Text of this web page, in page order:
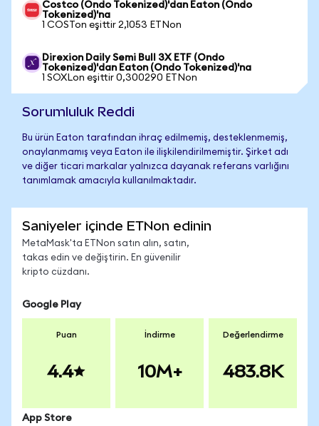
Costco (Ondo Tokenized)'dan Eaton (Ondo
Tokenized)'na
1 COSTon eşittir 2,1053 ETNon
Direxion Daily Semi Bull 3X ETF (Ondo
Tokenized)'dan Eaton (Ondo Tokenized)'na
1 SOXLon eşittir 0,300290 ETNon
Sorumluluk Reddi
Bu ürün Eaton tarafından ihraç edilmemiş, desteklenmemiş,
onaylanmamış veya Eaton ile ilişkilendirilmemiştir. Şirket adı
ve diğer ticari markalar yalnızca dayanak referans varlığını
tanımlamak amacıyla kullanılmaktadır.
Saniyeler içinde ETNon edinin
MetaMask'ta ETNon satın alın, satın,
takas edin ve değiştirin. En güvenilir
kripto cüzdanı.
Google Play
Puan
4.4
İndirme
10M+
Değerlendirme
483.8K
App Store